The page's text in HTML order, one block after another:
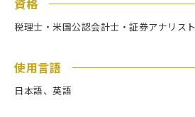
資格
税理士・米国公認会計士・証券アナリスト
使用言語
日本語、英語